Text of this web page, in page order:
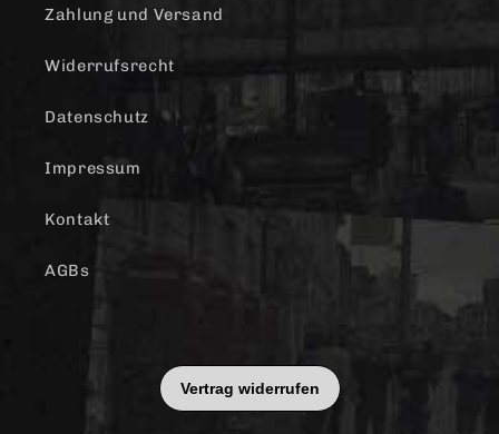
Zahlung und Versand
Widerrufsrecht
Datenschutz
Impressum
Kontakt
AGBs